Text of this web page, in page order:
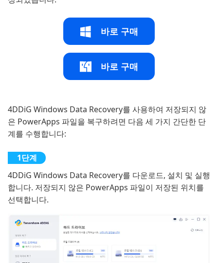
바로 구매
바로 구매
4DDiG Windows Data Recovery를 사용하여 저장되지 않
은 PowerApps 파일을 복구하려면 다음 세 가지 간단한 단
계를 수행합니다:
4DDiG Windows Data Recovery를 다운로드, 설치 및 실행
합니다. 저장되지 않은 PowerApps 파일이 저장된 위치를
선택합니다.